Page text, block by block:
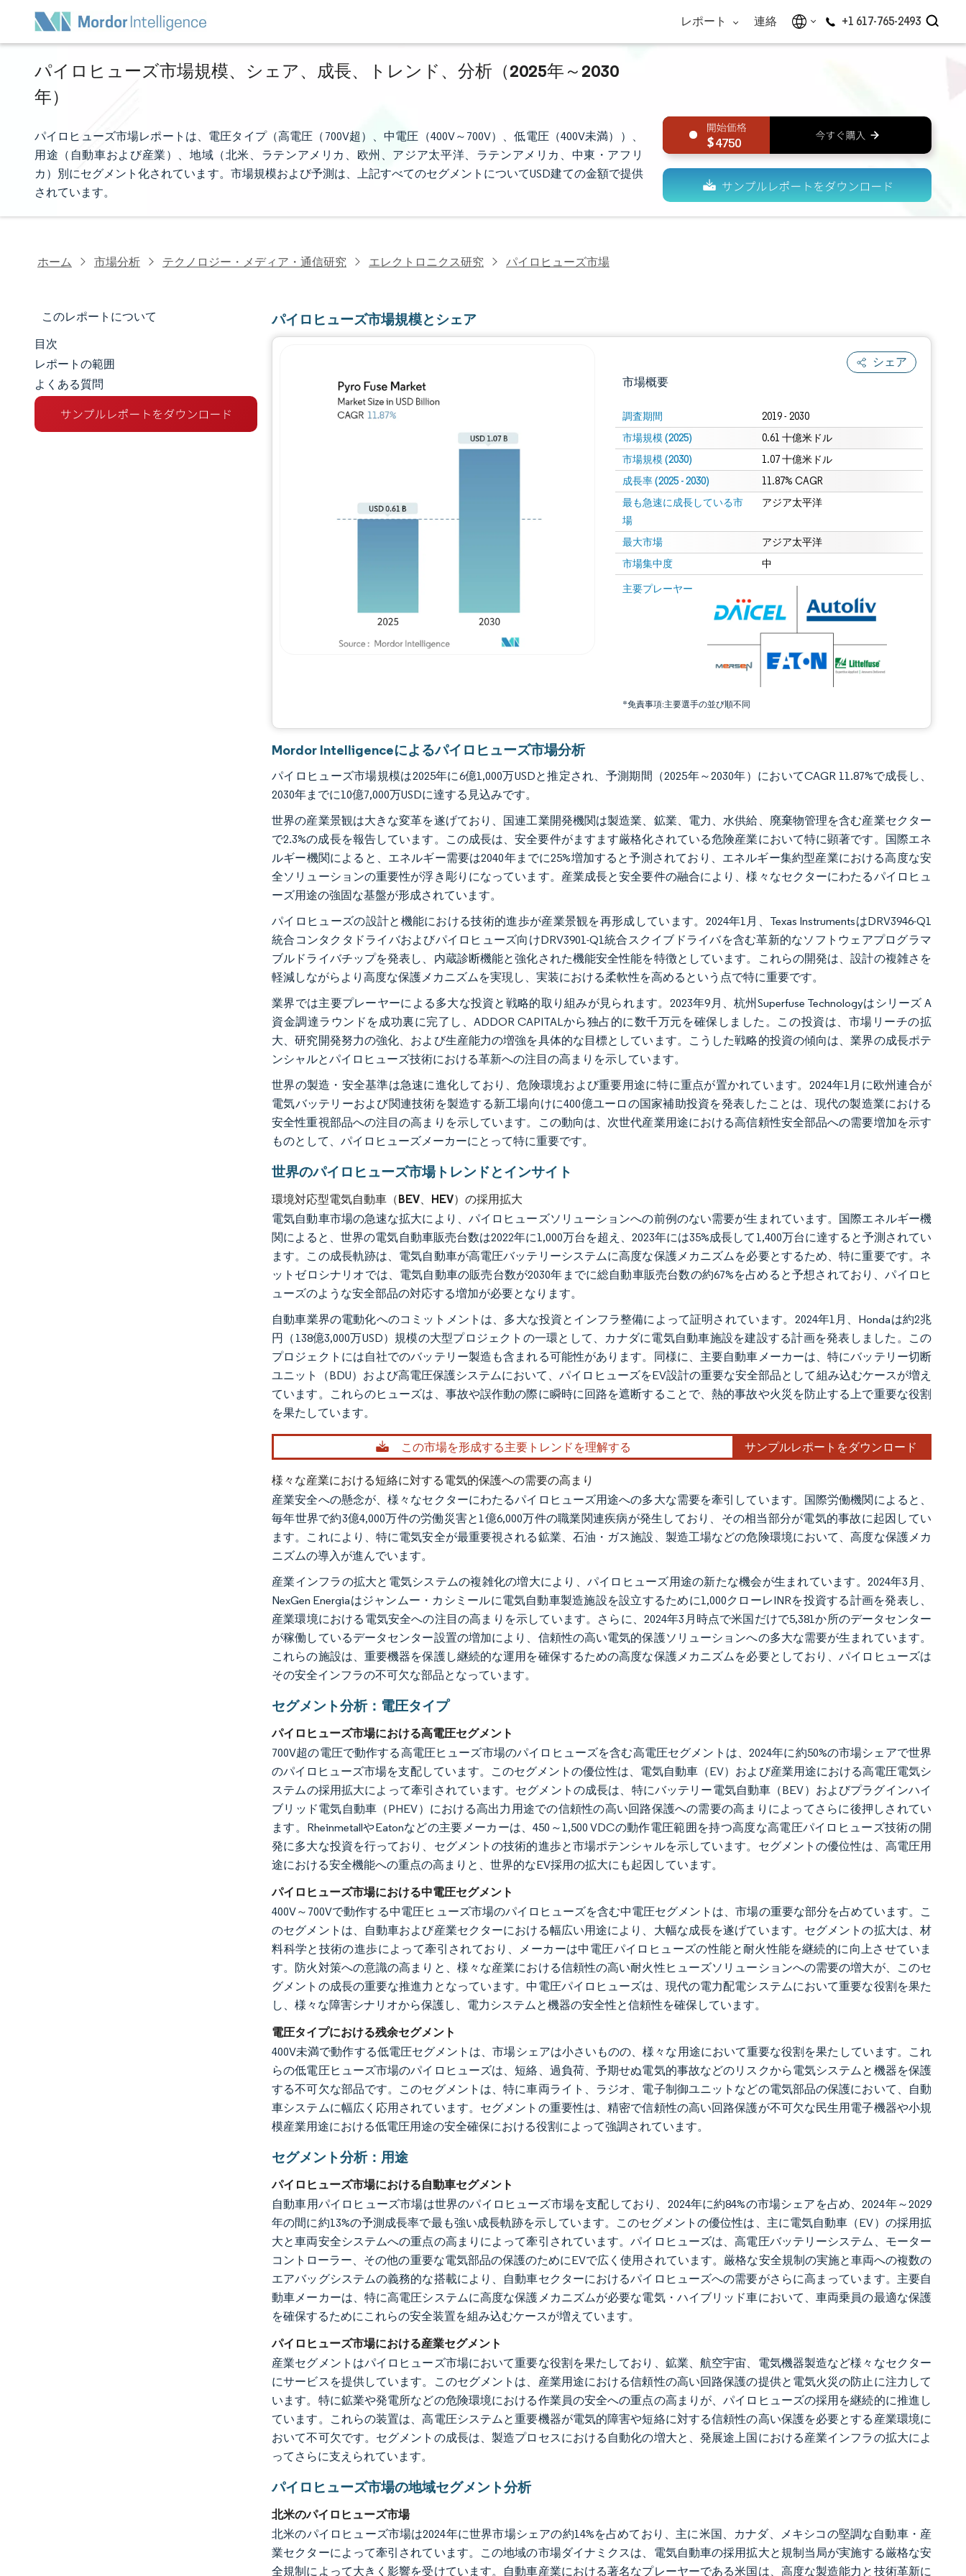
レポート 連絡 +1 617-765-2493
パイロヒューズ市場規模、シェア、成長、トレンド、分析（2025年～2030
年）
パイロヒューズ市場レポートは、電圧タイプ（高電圧（700V超）、中電圧（400V～700V）、低電圧（400V未満））、
用途（自動車および産業）、地域（北米、ラテンアメリカ、欧州、アジア太平洋、ラテンアメリカ、中東・アフリ
カ）別にセグメント化されています。市場規模および予測は、上記すべてのセグメントについてUSD建ての金額で提供
されています。
4750
ホーム 市場分析 テクノロジー・メディア・通信研究 エレクトロニクス研究 パイロヒューズ市場
このレポートについて
マーケットスナップショット
市場分析
主な市場動向
目次
レポートの範囲
よくある質問
パイロヒューズ市場規模とシェア
シェア
市場概要
調査期間 2019 - 2030
市場規模 (2025) 0.61 十億米ドル
市場規模 (2030) 1.07 十億米ドル
成長率 (2025 - 2030) 11.87% CAGR
最も急速に成長している市
場
アジア太平洋
最大市場 アジア太平洋
市場集中度 中
主要プレーヤー
*免責事項:主要選手の並び順不同
画像 © Mordor Intelligence。再利用にはCC BY 4.0の表示が必要です。
画像 © Mordor Intelligence。再利用にはCC BY 4.0の表示が必要です。
Mordor Intelligenceによるパイロヒューズ市場分析
パイロヒューズ市場規模は2025年に6億1,000万USDと推定され、予測期間（2025年～2030年）においてCAGR 11.87%で成長し、
2030年までに10億7,000万USDに達する見込みです。
世界の産業景観は大きな変革を遂げており、国連工業開発機関は製造業、鉱業、電力、水供給、廃棄物管理を含む産業セクター
で2.3%の成長を報告しています。この成長は、安全要件がますます厳格化されている危険産業において特に顕著です。国際エネ
ルギー機関によると、エネルギー需要は2040年までに25%増加すると予測されており、エネルギー集約型産業における高度な安
全ソリューションの重要性が浮き彫りになっています。産業成長と安全要件の融合により、様々なセクターにわたるパイロヒュ
ーズ用途の強固な基盤が形成されています。
パイロヒューズの設計と機能における技術的進歩が産業景観を再形成しています。2024年1月、Texas InstrumentsはDRV3946-Q1
統合コンタクタドライバおよびパイロヒューズ向けDRV3901-Q1統合スクイブドライバを含む革新的なソフトウェアプログラマ
ブルドライバチップを発表し、内蔵診断機能と強化された機能安全性能を特徴としています。これらの開発は、設計の複雑さを
軽減しながらより高度な保護メカニズムを実現し、実装における柔軟性を高めるという点で特に重要です。
業界では主要プレーヤーによる多大な投資と戦略的取り組みが見られます。2023年9月、杭州Superfuse Technologyはシリーズ A
資金調達ラウンドを成功裏に完了し、ADDOR CAPITALから独占的に数千万元を確保しました。この投資は、市場リーチの拡
大、研究開発努力の強化、および生産能力の増強を具体的な目標としています。こうした戦略的投資の傾向は、業界の成長ポテ
ンシャルとパイロヒューズ技術における革新への注目の高まりを示しています。
世界の製造・安全基準は急速に進化しており、危険環境および重要用途に特に重点が置かれています。2024年1月に欧州連合が
電気バッテリーおよび関連技術を製造する新工場向けに400億ユーロの国家補助投資を発表したことは、現代の製造業における
安全性重視部品への注目の高まりを示しています。この動向は、次世代産業用途における高信頼性安全部品への需要増加を示す
ものとして、パイロヒューズメーカーにとって特に重要です。
世界のパイロヒューズ市場トレンドとインサイト
環境対応型電気自動車（BEV、HEV）の採用拡大
電気自動車市場の急速な拡大により、パイロヒューズソリューションへの前例のない需要が生まれています。国際エネルギー機
関によると、世界の電気自動車販売台数は2022年に1,000万台を超え、2023年には35%成長して1,400万台に達すると予測されてい
ます。この成長軌跡は、電気自動車が高電圧バッテリーシステムに高度な保護メカニズムを必要とするため、特に重要です。ネ
ットゼロシナリオでは、電気自動車の販売台数が2030年までに総自動車販売台数の約67%を占めると予想されており、パイロヒ
ューズのような安全部品の対応する増加が必要となります。
自動車業界の電動化へのコミットメントは、多大な投資とインフラ整備によって証明されています。2024年1月、Hondaは約2兆
円（138億3,000万USD）規模の大型プロジェクトの一環として、カナダに電気自動車施設を建設する計画を発表しました。この
プロジェクトには自社でのバッテリー製造も含まれる可能性があります。同様に、主要自動車メーカーは、特にバッテリー切断
ユニット（BDU）および高電圧保護システムにおいて、パイロヒューズをEV設計の重要な安全部品として組み込むケースが増え
ています。これらのヒューズは、事故や誤作動の際に瞬時に回路を遮断することで、熱的事故や火災を防止する上で重要な役割
を果たしています。
この市場を形成する主要トレンドを理解する サンプルレポートをダウンロード
様々な産業における短絡に対する電気的保護への需要の高まり
産業安全への懸念が、様々なセクターにわたるパイロヒューズ用途への多大な需要を牽引しています。国際労働機関によると、
毎年世界で約3億4,000万件の労働災害と1億6,000万件の職業関連疾病が発生しており、その相当部分が電気的事故に起因してい
ます。これにより、特に電気安全が最重要視される鉱業、石油・ガス施設、製造工場などの危険環境において、高度な保護メカ
ニズムの導入が進んでいます。
産業インフラの拡大と電気システムの複雑化の増大により、パイロヒューズ用途の新たな機会が生まれています。2024年3月、
NexGen Energiaはジャンムー・カシミールに電気自動車製造施設を設立するために1,000クローレINRを投資する計画を発表し、
産業環境における電気安全への注目の高まりを示しています。さらに、2024年3月時点で米国だけで5,381か所のデータセンター
が稼働しているデータセンター設置の増加により、信頼性の高い電気的保護ソリューションへの多大な需要が生まれています。
これらの施設は、重要機器を保護し継続的な運用を確保するための高度な保護メカニズムを必要としており、パイロヒューズは
その安全インフラの不可欠な部品となっています。
セグメント分析：電圧タイプ
パイロヒューズ市場における高電圧セグメント
700V超の電圧で動作する高電圧ヒューズ市場のパイロヒューズを含む高電圧セグメントは、2024年に約50%の市場シェアで世界
のパイロヒューズ市場を支配しています。このセグメントの優位性は、電気自動車（EV）および産業用途における高電圧電気シ
ステムの採用拡大によって牽引されています。セグメントの成長は、特にバッテリー電気自動車（BEV）およびプラグインハイ
ブリッド電気自動車（PHEV）における高出力用途での信頼性の高い回路保護への需要の高まりによってさらに後押しされてい
ます。RheinmetallやEatonなどの主要メーカーは、450～1,500 VDCの動作電圧範囲を持つ高度な高電圧パイロヒューズ技術の開
発に多大な投資を行っており、セグメントの技術的進歩と市場ポテンシャルを示しています。セグメントの優位性は、高電圧用
途における安全機能への重点の高まりと、世界的なEV採用の拡大にも起因しています。
画像 © Mordor Intelligence。再利用にはCC BY 4.0の表示が必要です。
パイロヒューズ市場における中電圧セグメント
400V～700Vで動作する中電圧ヒューズ市場のパイロヒューズを含む中電圧セグメントは、市場の重要な部分を占めています。こ
のセグメントは、自動車および産業セクターにおける幅広い用途により、大幅な成長を遂げています。セグメントの拡大は、材
料科学と技術の進歩によって牽引されており、メーカーは中電圧パイロヒューズの性能と耐火性能を継続的に向上させていま
す。防火対策への意識の高まりと、様々な産業における信頼性の高い耐火性ヒューズソリューションへの需要の増大が、このセ
グメントの成長の重要な推進力となっています。中電圧パイロヒューズは、現代の電力配電システムにおいて重要な役割を果た
し、様々な障害シナリオから保護し、電力システムと機器の安全性と信頼性を確保しています。
電圧タイプにおける残余セグメント
400V未満で動作する低電圧セグメントは、市場シェアは小さいものの、様々な用途において重要な役割を果たしています。これ
らの低電圧ヒューズ市場のパイロヒューズは、短絡、過負荷、予期せぬ電気的事故などのリスクから電気システムと機器を保護
する不可欠な部品です。このセグメントは、特に車両ライト、ラジオ、電子制御ユニットなどの電気部品の保護において、自動
車システムに幅広く応用されています。セグメントの重要性は、精密で信頼性の高い回路保護が不可欠な民生用電子機器や小規
模産業用途における低電圧用途の安全確保における役割によって強調されています。
セグメント分析：用途
パイロヒューズ市場における自動車セグメント
自動車用パイロヒューズ市場は世界のパイロヒューズ市場を支配しており、2024年に約84%の市場シェアを占め、2024年～2029
年の間に約13%の予測成長率で最も強い成長軌跡を示しています。このセグメントの優位性は、主に電気自動車（EV）の採用拡
大と車両安全システムへの重点の高まりによって牽引されています。パイロヒューズは、高電圧バッテリーシステム、モーター
コントローラー、その他の重要な電気部品の保護のためにEVで広く使用されています。厳格な安全規制の実施と車両への複数の
エアバッグシステムの義務的な搭載により、自動車セクターにおけるパイロヒューズへの需要がさらに高まっています。主要自
動車メーカーは、特に高電圧システムに高度な保護メカニズムが必要な電気・ハイブリッド車において、車両乗員の最適な保護
を確保するためにこれらの安全装置を組み込むケースが増えています。
パイロヒューズ市場における産業セグメント
産業セグメントはパイロヒューズ市場において重要な役割を果たしており、鉱業、航空宇宙、電気機器製造など様々なセクター
にサービスを提供しています。このセグメントは、産業用途における信頼性の高い回路保護の提供と電気火災の防止に注力して
います。特に鉱業や発電所などの危険環境における作業員の安全への重点の高まりが、パイロヒューズの採用を継続的に推進し
ています。これらの装置は、高電圧システムと重要機器が電気的障害や短絡に対する信頼性の高い保護を必要とする産業環境に
おいて不可欠です。セグメントの成長は、製造プロセスにおける自動化の増大と、発展途上国における産業インフラの拡大によ
ってさらに支えられています。
パイロヒューズ市場の地域セグメント分析
北米のパイロヒューズ市場
北米のパイロヒューズ市場は2024年に世界市場シェアの約14%を占めており、主に米国、カナダ、メキシコの堅調な自動車・産
業セクターによって牽引されています。この地域の市場ダイナミクスは、電気自動車の採用拡大と規制当局が実施する厳格な安
全規制によって大きく影響を受けています。自動車産業における著名なプレーヤーである米国は、高度な製造能力と技術革新に